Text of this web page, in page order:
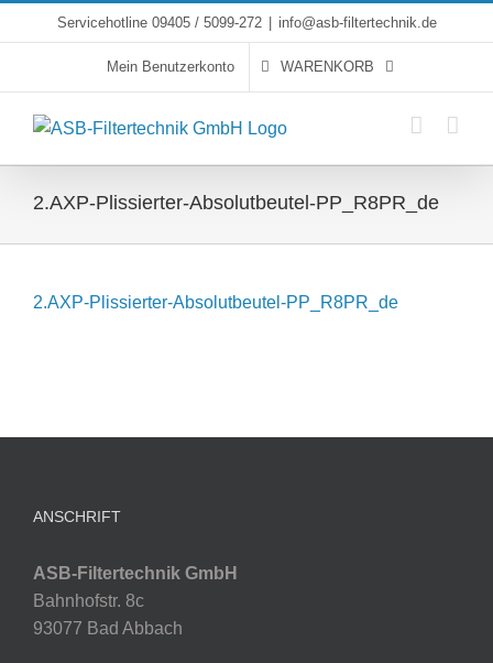
to
Servicehotline 09405 / 5099-272 info@asb-filtertechnik.de
Mein Benutzerkonto WARENKORB
2.AXP-Plissierter-Absolutbeutel-PP_R8PR_de
2.AXP-Plissierter-Absolutbeutel-PP_R8PR_de
ANSCHRIFT
ASB-Filtertechnik GmbH
Bahnhofstr. 8c
93077 Bad Abbach